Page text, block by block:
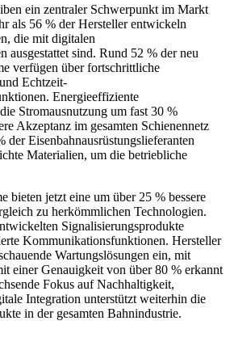
ein zentraler Schwerpunkt im Markt
als 56 % der Hersteller entwickeln
die mit digitalen
ausgestattet sind. Rund 52 % der neu
verfügen über fortschrittliche
Echtzeit-
Energieeffiziente
Stromausnutzung um fast 30 %
Akzeptanz im gesamten Schienennetz
der Eisenbahnausrüstungslieferanten
Materialien, um die betriebliche
bieten jetzt eine um über 25 % bessere
zu herkömmlichen Technologien.
Signalisierungsprodukte
Kommunikationsfunktionen. Hersteller
Wartungslösungen ein, mit
einer Genauigkeit von über 80 % erkannt
Fokus auf Nachhaltigkeit,
Integration unterstützt weiterhin die
in der gesamten Bahnindustrie.